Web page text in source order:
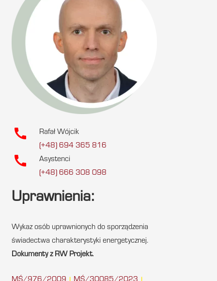
call
Rafał Wójcik
(+48) 694 365 816
call
Asystenci
(+48) 666 308 098
Uprawnienia:
Wykaz osób uprawnionych do sporządzenia
świadectwa charakterystyki energetycznej.
Dokumenty z RW Projekt.